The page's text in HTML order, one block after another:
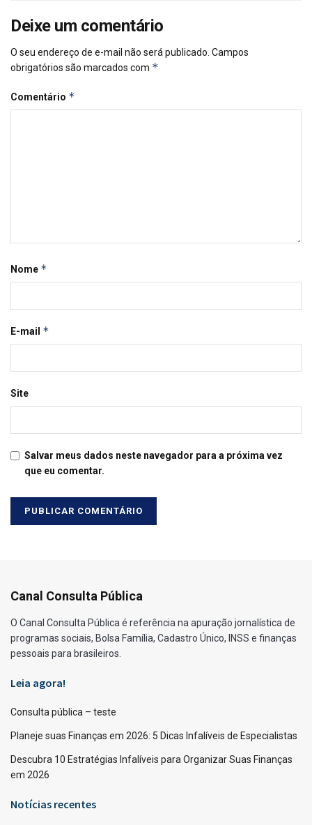
Deixe um comentário
O seu endereço de e-mail não será publicado. Campos
obrigatórios são marcados com *
Comentário *
Nome *
E-mail *
Site
Salvar meus dados neste navegador para a próxima vez
que eu comentar.
Canal Consulta Pública
O Canal Consulta Pública é referência na apuração jornalística de
programas sociais, Bolsa Família, Cadastro Único, INSS e finanças
pessoais para brasileiros.
Leia agora!
Consulta pública – teste
Planeje suas Finanças em 2026: 5 Dicas Infalíveis de Especialistas
Descubra 10 Estratégias Infalíveis para Organizar Suas Finanças
em 2026
Notícias recentes